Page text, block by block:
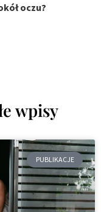
oczu?
wpisy
PUBLIKACJE